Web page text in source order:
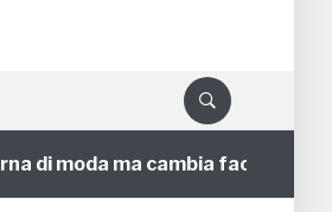
ma cambia faccia